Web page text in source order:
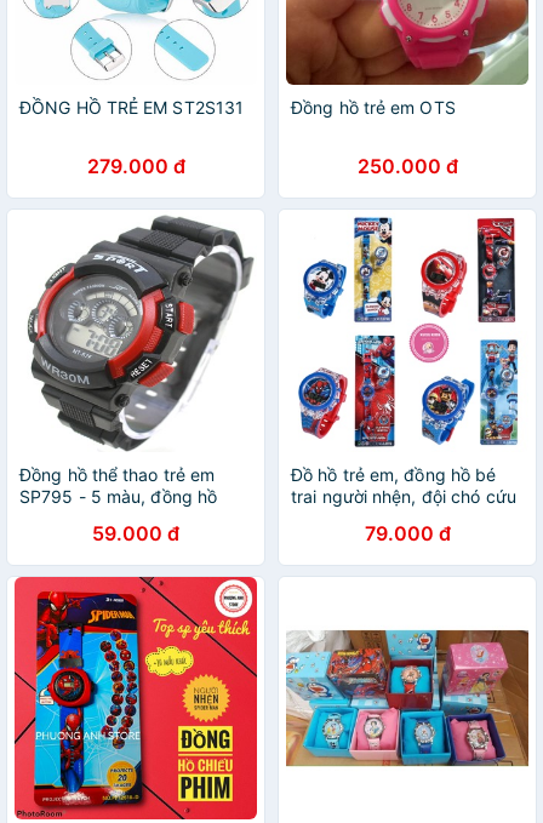
ĐỒNG HỒ TRẺ EM ST2S131
279.000 đ
Đồng hồ trẻ em OTS
250.000 đ
Đồng hồ thể thao trẻ em
SP795 - 5 màu, đồng hồ
59.000 đ
Đồ hồ trẻ em, đồng hồ bé
trai người nhện, đội chó cứu
micky cho bé trai từ 1 đến
10 tuổi
79.000 đ